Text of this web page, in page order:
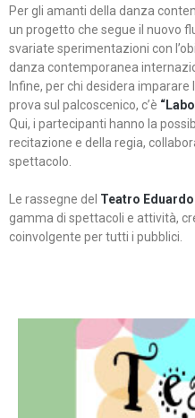
Per gli amanti della danza
un progetto che segue il nuovo
svariate sperimentazioni con
danza contemporanea
Infine, per chi desidera
prova sul palcoscenico, c’è
Qui, i partecipanti hanno la
recitazione e della regia,
spettacolo.
Le rassegne del Teatro
gamma di spettacoli e attività,
coinvolgente per tutti i pubblici.